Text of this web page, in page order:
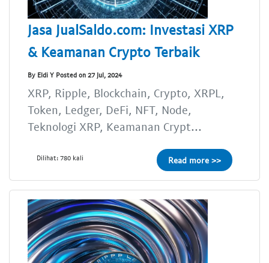
Jasa JualSaldo.com: Investasi XRP
& Keamanan Crypto Terbaik
By Eldi Y Posted on 27 Jul, 2024
XRP, Ripple, Blockchain, Crypto, XRPL,
Token, Ledger, DeFi, NFT, Node,
Teknologi XRP, Keamanan Crypt...
Dilihat: 780 kali Read more >>